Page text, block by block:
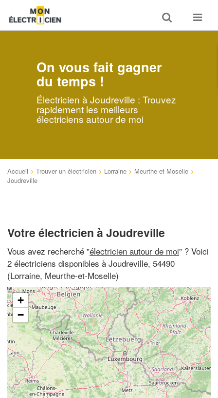
Toggle
search
Toggle
On vous fait gagner
du temps !
Électricien à Joudreville : Trouvez
rapidement les meilleurs
électriciens autour de moi
Accueil > Trouver un électricien > Lorraine > Meurthe-et-Moselle >
Joudreville
Votre électricien à Joudreville
Vous avez recherché "électricien autour de moi" ? Voici
2 électriciens disponibles à Joudreville, 54490
(Lorraine, Meurthe-et-Moselle)
+
−